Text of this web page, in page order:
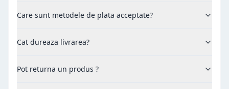
Care sunt metodele de plata acceptate?
Cat dureaza livrarea?
Pot returna un produs ?